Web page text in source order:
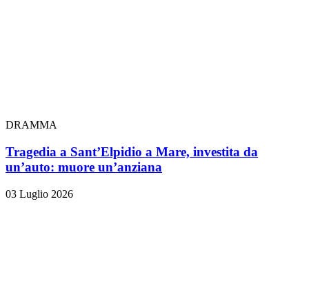
DRAMMA
Tragedia a Sant’Elpidio a Mare, investita da
un’auto: muore un’anziana
03 Luglio 2026